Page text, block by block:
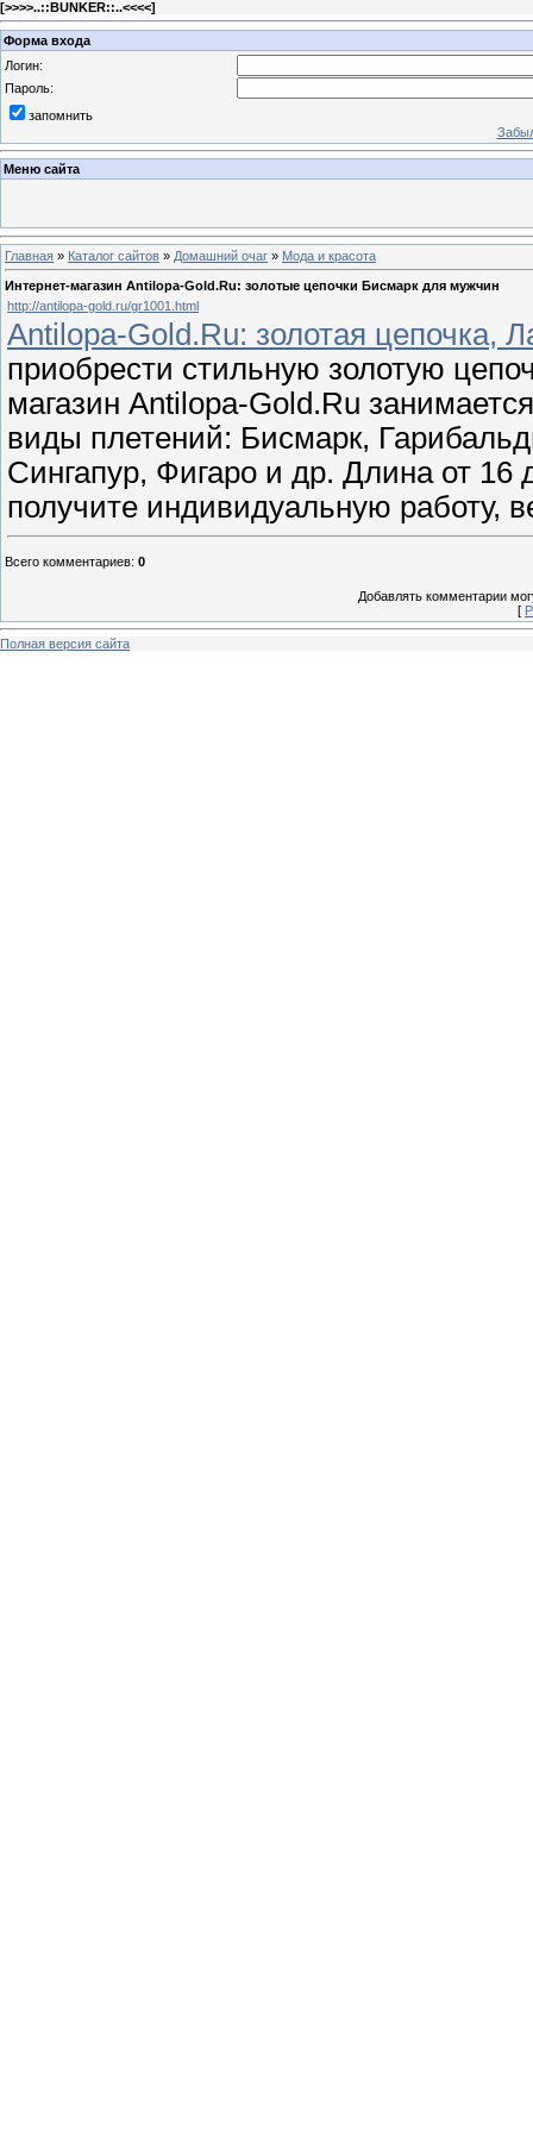
[>>>>..::BUNKER::..<<<<]
Форма входа
Логин:
Пароль:
запомнить
Меню сайта
Главная » Каталог сайтов » Домашний очаг » Мода и красота
Интернет-магазин Antilopa-Gold.Ru: золотые цепочки Бисмарк для мужчин
http://antilopa-gold.ru/gr1001.html
Antilopa-Gold.Ru: золотая цепочка,
приобрести стильную золотую
магазин Antilopa-Gold.Ru
виды плетений: Бисмарк,
Сингапур, Фигаро и др. Длина от 16
получите индивидуальную работу,
Всего комментариев: 0
Добавлять комментарии
[
Полная версия сайта